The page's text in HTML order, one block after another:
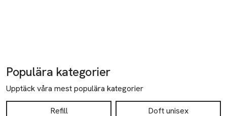
Populära kategorier
Upptäck våra mest populära kategorier
Refill Doft unisex